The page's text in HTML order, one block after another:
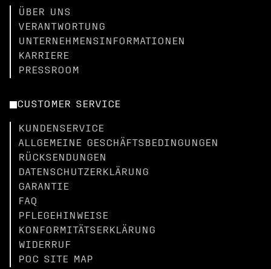
ÜBER UNS
VERANTWORTUNG
UNTERNEHMENSINFORMATIONEN
KARRIERE
PRESSROOM
CUSTOMER SERVICE
KUNDENSERVICE
ALLGEMEINE GESCHÄFTSBEDINGUNGEN
RÜCKSENDUNGEN
DATENSCHUTZERKLÄRUNG
GARANTIE
FAQ
PFLEGEHINWEISE
KONFORMITÄTSERKLÄRUNG
WIDERRUF
POC SITE MAP